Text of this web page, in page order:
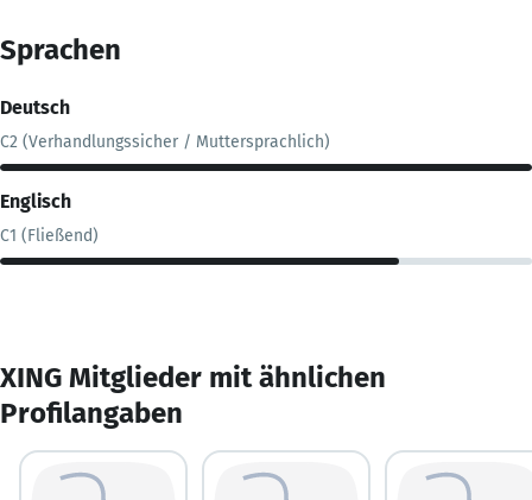
Sprachen
Deutsch
C2 (Verhandlungssicher / Muttersprachlich)
Englisch
C1 (Fließend)
XING Mitglieder mit ähnlichen
Profilangaben